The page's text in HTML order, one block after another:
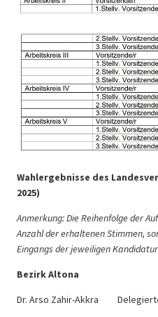
Wahlergebnisse des
2025)
Anmerkung: Die Reihenfolge der
Anzahl der erhaltenen Stimmen,
Eingangs der jeweiligen
Bezirk Altona
Dr. Arso Zahir-Akkra